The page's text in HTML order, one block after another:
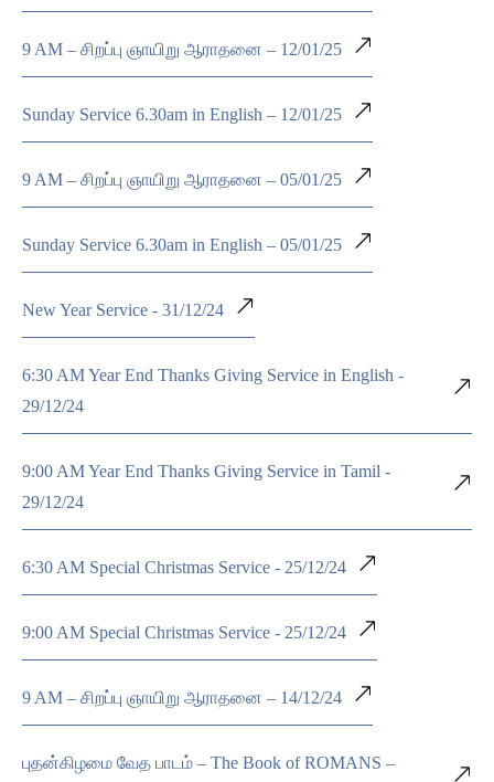
9 AM – சிறப்பு ஞாயிறு ஆராதனை – 12/01/25
Sunday Service 6.30am in English – 12/01/25
9 AM – சிறப்பு ஞாயிறு ஆராதனை – 05/01/25
Sunday Service 6.30am in English – 05/01/25
New Year Service - 31/12/24
6:30 AM Year End Thanks Giving Service in English -
29/12/24
9:00 AM Year End Thanks Giving Service in Tamil -
29/12/24
6:30 AM Special Christmas Service - 25/12/24
9:00 AM Special Christmas Service - 25/12/24
9 AM – சிறப்பு ஞாயிறு ஆராதனை – 14/12/24
புதன்கிழமை வேத பாடம் – The Book of ROMANS –